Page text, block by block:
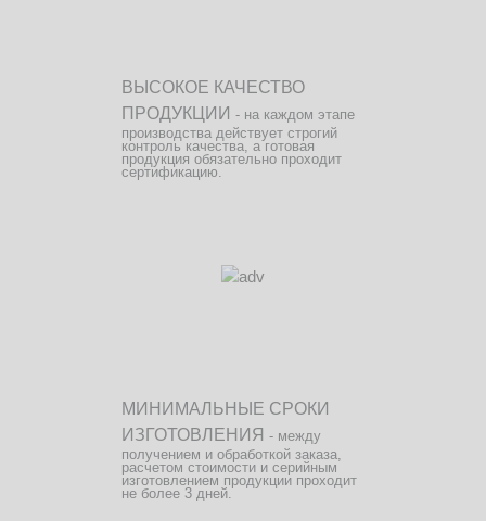
ВЫСОКОЕ КАЧЕСТВО
ПРОДУКЦИИ - на каждом этапе
производства действует строгий
контроль качества, а готовая
продукция обязательно проходит
сертификацию.
МИНИМАЛЬНЫЕ СРОКИ
ИЗГОТОВЛЕНИЯ - между
получением и обработкой заказа,
расчетом стоимости и серийным
изготовлением продукции проходит
не более 3 дней.